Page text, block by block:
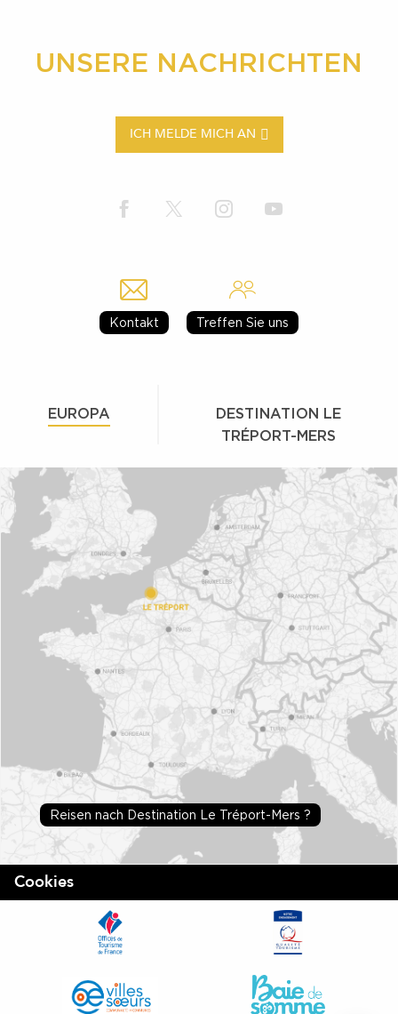
UNSERE NACHRICHTEN
ICH MELDE MICH AN
Kontakt Treffen Sie uns
EUROPA
DESTINATION LE
TRÉPORT-MERS
Reisen nach Destination Le Tréport-Mers ?
Cookies